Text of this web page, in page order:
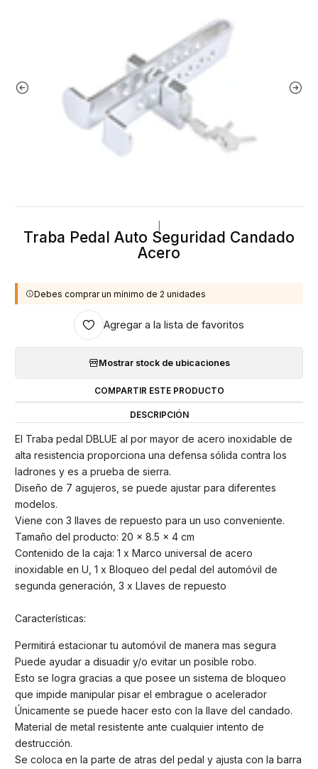
Traba Pedal Auto Seguridad Candado
Acero
Debes comprar un mínimo de 2 unidades
Agregar a la lista de favoritos
Mostrar stock de ubicaciones
COMPARTIR ESTE PRODUCTO
DESCRIPCIÓN
El Traba pedal DBLUE al por mayor de acero inoxidable de
alta resistencia proporciona una defensa sólida contra los
ladrones y es a prueba de sierra.
Diseño de 7 agujeros, se puede ajustar para diferentes
modelos.
Viene con 3 llaves de repuesto para un uso conveniente.
Tamaño del producto: 20 x 8.5 x 4 cm
Contenido de la caja: 1 x Marco universal de acero
inoxidable en U, 1 x Bloqueo del pedal del automóvil de
segunda generación, 3 x Llaves de repuesto
Características:
Permitirá estacionar tu automóvil de manera mas segura
Puede ayudar a disuadir y/o evitar un posible robo.
Esto se logra gracias a que posee un sistema de bloqueo
que impide manipular pisar el embrague o acelerador
Únicamente se puede hacer esto con la llave del candado.
Material de metal resistente ante cualquier intento de
destrucción.
Se coloca en la parte de atras del pedal y ajusta con la barra